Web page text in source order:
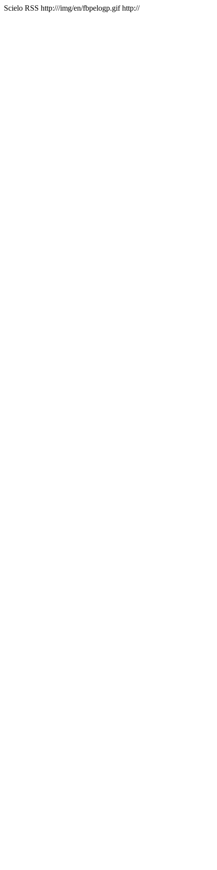
Scielo RSS http:///img/en/fbpelogp.gif http://